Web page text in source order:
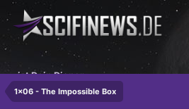
ist Dein Diener.
1x06 - The Impossible Box